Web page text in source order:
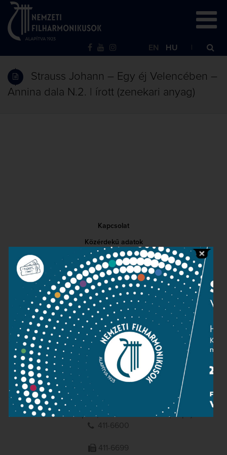
EN HU
Strauss Johann – Egy éj Velencében –
Annina dala N.2. | írott (zenekari anyag)
Kapcsolat
Közérdekű adatok
Sajtószoba
Adatvédelem
Impresszum
NEMZETI
FILHARMONIKUSOK
1095 Budapest, Komor Marcell u. 1. (Müpa)
411-6600
411-6699